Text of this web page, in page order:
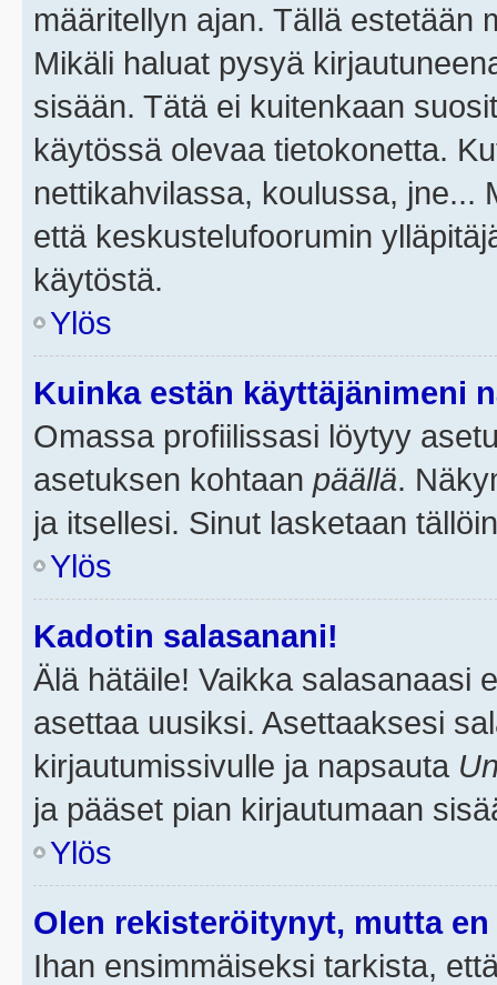
määritellyn ajan. Tällä estetään
Mikäli haluat pysyä
sisään. Tätä ei kuitenkaan
käytössä olevaa tietokonetta.
nettikahvilassa, koulussa, jne...
että keskustelufoorumin
käytöstä.
Ylös
Kuinka estän käyttäjänimeni
Omassa profiilissasi löytyy
asetuksen kohtaan päällä.
ja itsellesi. Sinut lasketaan
Ylös
Kadotin salasanani!
Älä hätäile! Vaikka salasanaasi
asettaa uusiksi. Asettaaksesi
kirjautumissivulle ja napsauta
ja pääset pian kirjautumaan
Ylös
Olen rekisteröitynyt, mutta
Ihan ensimmäiseksi tarkista,